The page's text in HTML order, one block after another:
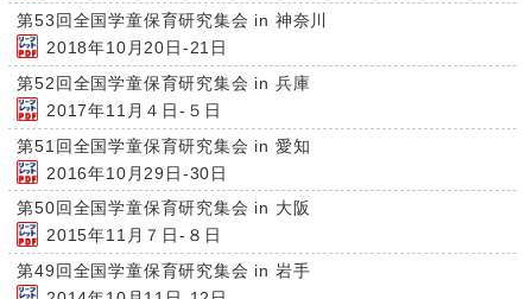
第53回全国学童保育研究集会 in 神奈川
2018年10月20日-21日
第52回全国学童保育研究集会 in 兵庫
2017年11月４日-５日
第51回全国学童保育研究集会 in 愛知
2016年10月29日-30日
第50回全国学童保育研究集会 in 大阪
2015年11月７日-８日
第49回全国学童保育研究集会 in 岩手